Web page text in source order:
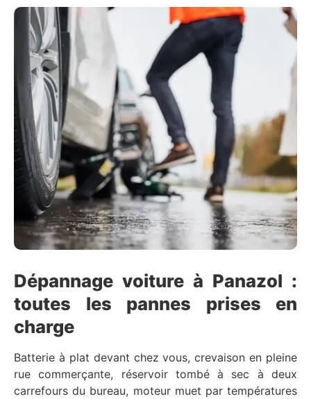
Dépannage voiture à Panazol :
toutes les pannes prises en
charge
Batterie à plat devant chez vous, crevaison en pleine
rue commerçante, réservoir tombé à sec à deux
carrefours du bureau, moteur muet par températures